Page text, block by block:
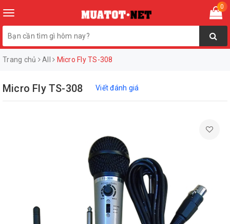
Toggle
navigation
0
Trang chủ All Micro Fly TS-308
Micro Fly TS-308 Viết đánh giá